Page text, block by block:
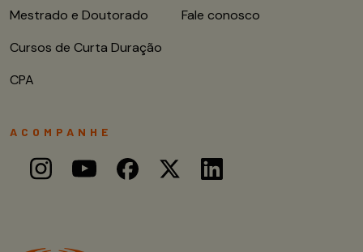
Mestrado e Doutorado
Cursos de Curta Duração
CPA
Fale conosco
ACOMPANHE